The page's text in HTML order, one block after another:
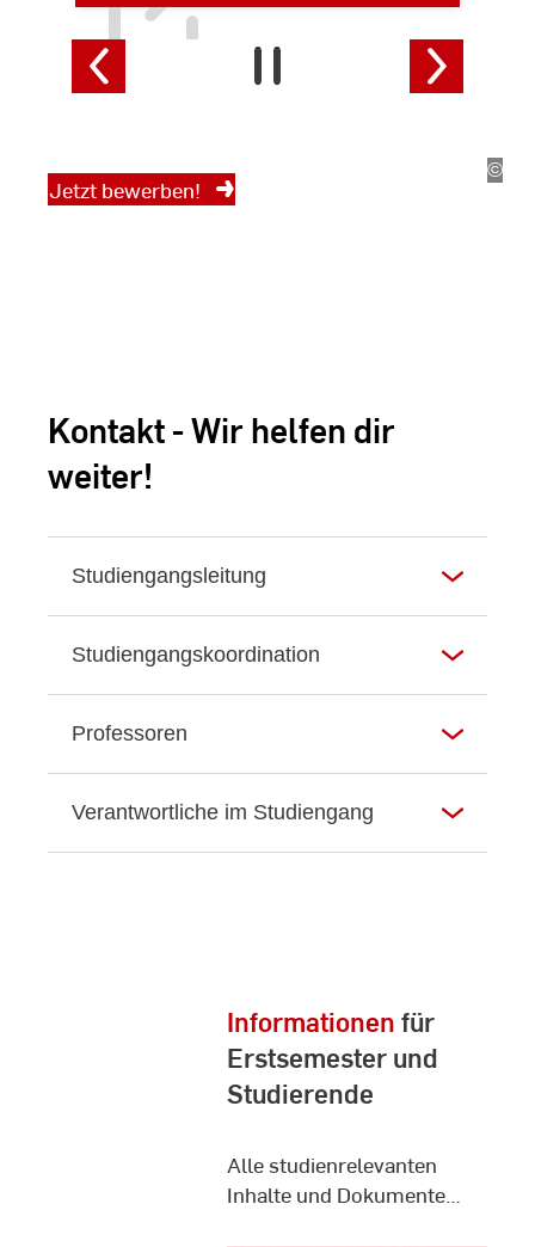
©
Bewirbdich!
Direkt für das
Jetzt bewerben!
Kontakt - Wir helfen dir
weiter!
Studiengangsleitung
Studiengangskoordination
Professoren
Verantwortliche im Studiengang
Informationen für
Erstsemester und
Studierende
Alle studienrelevanten
Inhalte und Dokumente